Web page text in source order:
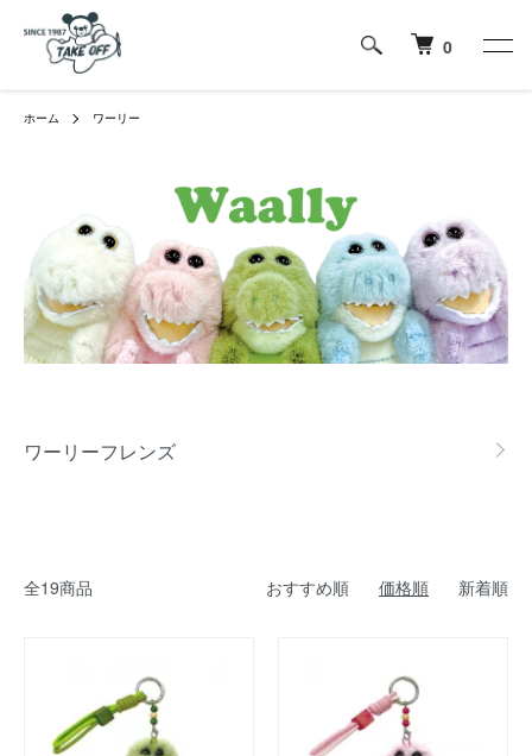
0
ホーム ワーリー
ワーリーフレンズ
全19商品 おすすめ順 価格順 新着順